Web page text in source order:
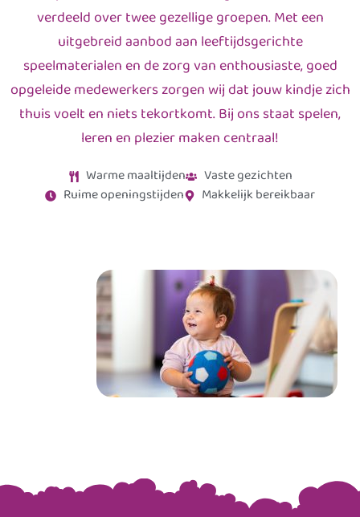
verdeeld over twee gezellige groepen. Met een
uitgebreid aanbod aan leeftijdsgerichte
speelmaterialen en de zorg van enthousiaste, goed
opgeleide medewerkers zorgen wij dat jouw kindje zich
thuis voelt en niets tekortkomt. Bij ons staat spelen,
leren en plezier maken centraal!
Warme maaltijden
Vaste gezichten
Ruime openingstijden
Makkelijk bereikbaar